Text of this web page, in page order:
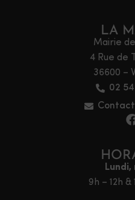
LA
Mairie
4 Rue de
36600 –
02
Lundi,
9h – 12h &